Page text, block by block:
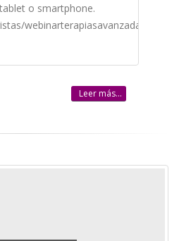
o smartphone.
Leer más...